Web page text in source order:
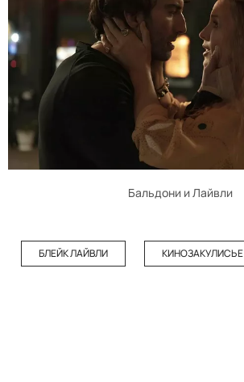
Бальдони и Лайвли
БЛЕЙК ЛАЙВЛИ КИНОЗАКУЛИСЬЕ